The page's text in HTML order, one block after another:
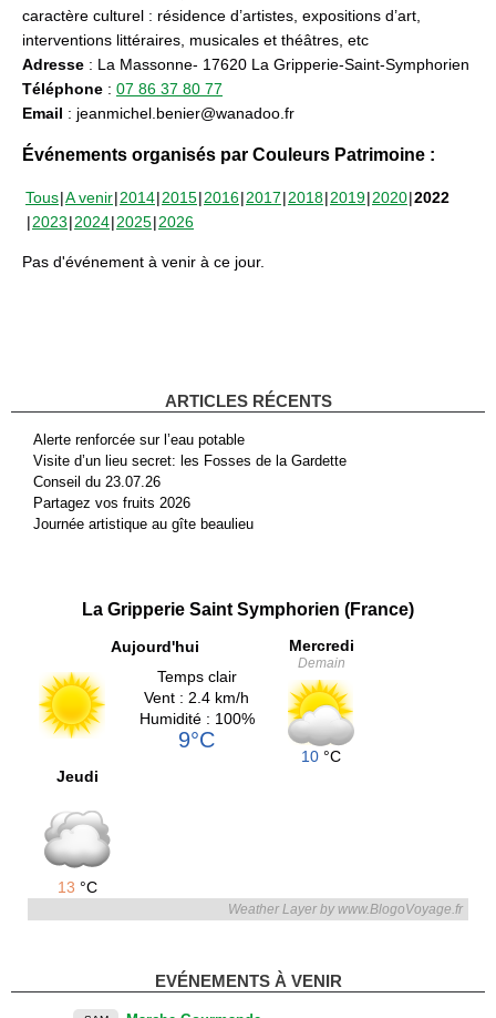
caractère culturel : résidence d’artistes, expositions d’art,
interventions littéraires, musicales et théâtres, etc
Adresse : La Massonne- 17620 La Gripperie-Saint-Symphorien
Téléphone : 07 86 37 80 77
Email : jeanmichel.benier@wanadoo.fr
Événements organisés par Couleurs Patrimoine :
Tous A venir 2014 2015 2016 2017 2018 2019 2020 2022
2023 2024 2025 2026
Pas d'événement à venir à ce jour.
ARTICLES RÉCENTS
Alerte renforcée sur l’eau potable
Visite d’un lieu secret: les Fosses de la Gardette
Conseil du 23.07.26
Partagez vos fruits 2026
Journée artistique au gîte beaulieu
La Gripperie Saint Symphorien (France)
Aujourd'hui
Temps clair
Vent : 2.4 km/h
Humidité : 100%
9°C
Mercredi
Demain
10 °C
Jeudi
13 °C
Weather Layer by www.BlogoVoyage.fr
EVÉNEMENTS À VENIR